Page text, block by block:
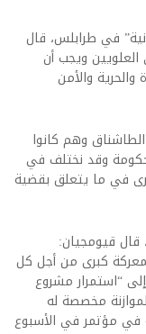
في طرابلس، قال
ويجب ‏أن
والأمن
وهم كانوا
‏وقد ‏نختلف في
في ما يتعلق بقضية
وفي الحديث عن الموازنة القادمة للعام 2020، قال قيومجيان:
كبرى من أجل كل
“استمرار مشروع
إلغاء 3 مليار من الموازنة مخصصة ‏له
في مؤتمر في الأسبوع